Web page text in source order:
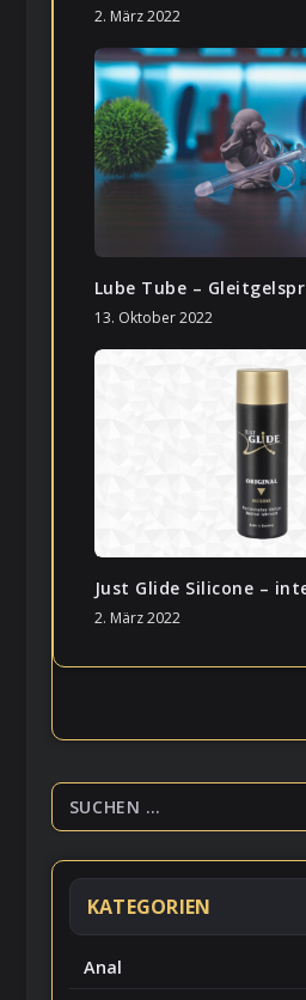
2. März 2022
Lube Tube –
13. Oktober 2022
Just Glide Silicone –
2. März 2022
KATEGORIEN
Anal